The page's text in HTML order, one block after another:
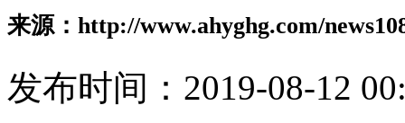
来源：http://www.ahyghg.com/
发布时间：2019-08-12